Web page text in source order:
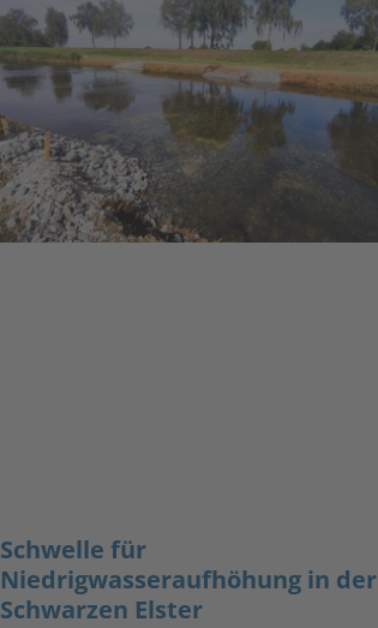
Schwelle für
Niedrigwasseraufhöhung in der
Schwarzen Elster